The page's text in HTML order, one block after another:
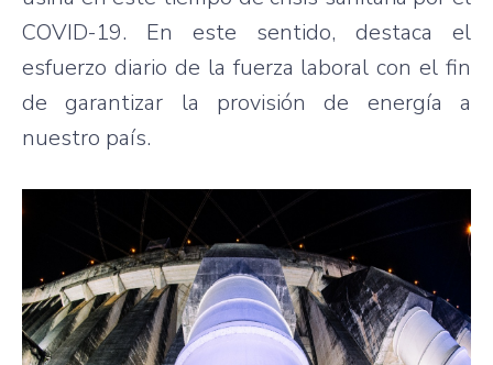
COVID-19. En este sentido, destaca el
esfuerzo diario de la fuerza laboral con el fin
de garantizar la provisión de energía a
nuestro país.